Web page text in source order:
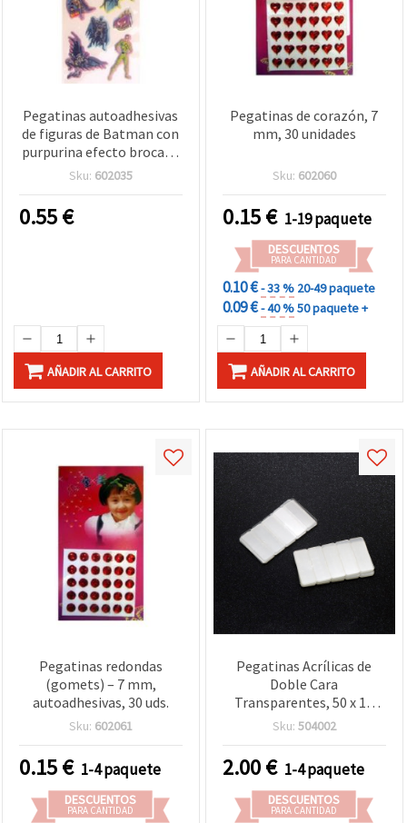
Pegatinas autoadhesivas
de figuras de Batman con
purpurina efecto brocado
para manualidades y
Sku: 602035
0.55€
AÑADIR AL CARRITO
Pegatinas de corazón, 7
mm, 30 unidades
Sku: 602060
0.15€ 1-19 paquete
DESCUENTOS
PARA CANTIDAD
0.10 €- 33 % 20-49 paquete
0.09 €- 40 %50 paquete +
AÑADIR AL CARRITO
Pegatinas redondas
(gomets) – 7 mm,
autoadhesivas, 30 uds.
Sku: 602061
0.15€ 1-4 paquete
DESCUENTOS
PARA CANTIDAD
Pegatinas Acrílicas de
Doble Cara
Transparentes, 50 x 18
mm - 100 uds
Sku: 504002
2.00€ 1-4 paquete
DESCUENTOS
PARA CANTIDAD